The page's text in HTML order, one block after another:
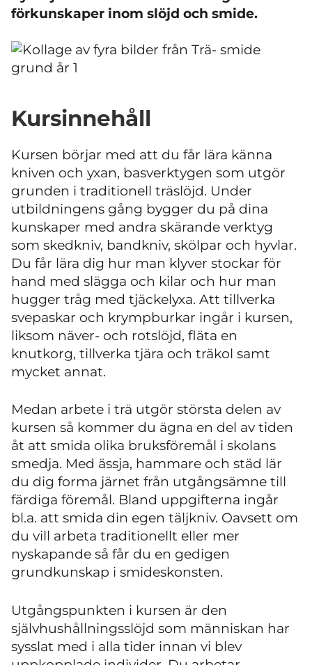
förkunskaper inom slöjd och smide.
Kursinnehåll
Kursen börjar med att du får lära känna
kniven och yxan, basverktygen som utgör
grunden i traditionell träslöjd. Under
utbildningens gång bygger du på dina
kunskaper med andra skärande verktyg
som skedkniv, bandkniv, skölpar och hyvlar.
Du får lära dig hur man klyver stockar för
hand med slägga och kilar och hur man
hugger tråg med tjäckelyxa. Att tillverka
svepaskar och krympburkar ingår i kursen,
liksom näver- och rotslöjd, fläta en
knutkorg, tillverka tjära och träkol samt
mycket annat.
Medan arbete i trä utgör största delen av
kursen så kommer du ägna en del av tiden
åt att smida olika bruksföremål i skolans
smedja. Med ässja, hammare och städ lär
du dig forma järnet från utgångsämne till
färdiga föremål. Bland uppgifterna ingår
bl.a. att smida din egen täljkniv. Oavsett om
du vill arbeta traditionellt eller mer
nyskapande så får du en gedigen
grundkunskap i smideskonsten.
Utgångspunkten i kursen är den
självhushållningsslöjd som människan har
sysslat med i alla tider innan vi blev